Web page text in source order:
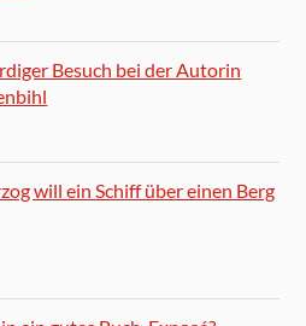
Besuch bei der Autorin
will ein Schiff über einen Berg